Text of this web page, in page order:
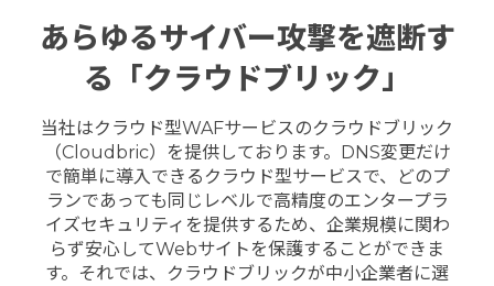
あらゆるサイバー攻撃を遮断す
る「クラウドブリック」
当社はクラウド型WAFサービスのクラウドブリック
（Cloudbric）を提供しております。DNS変更だけ
で簡単に導入できるクラウド型サービスで、どのプ
ランであっても同じレベルで高精度のエンタープラ
イズセキュリティを提供するため、企業規模に関わ
らず安心してWebサイトを保護することができま
す。それでは、クラウドブリックが中小企業者に選